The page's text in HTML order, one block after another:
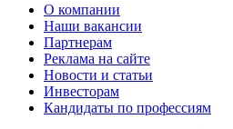
О компании
Наши вакансии
Партнерам
Реклама на сайте
Новости и статьи
Инвесторам
Кандидаты по профессиям